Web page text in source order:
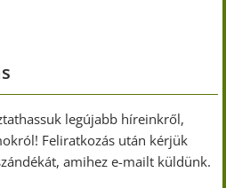
legújabb híreinkről,
Feliratkozás után kérjük
amihez e-mailt küldünk.